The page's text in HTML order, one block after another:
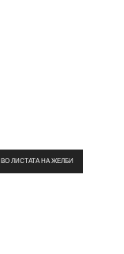
ВО ЛИСТАТА НА ЖЕЛБИ